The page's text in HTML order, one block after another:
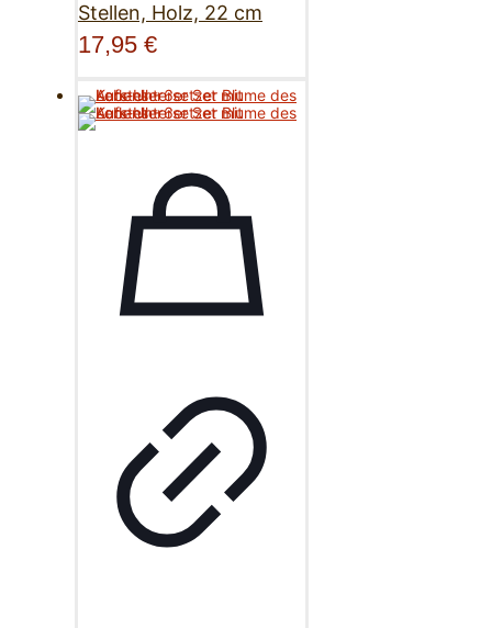
Stellen, Holz, 22 cm
17,95 €